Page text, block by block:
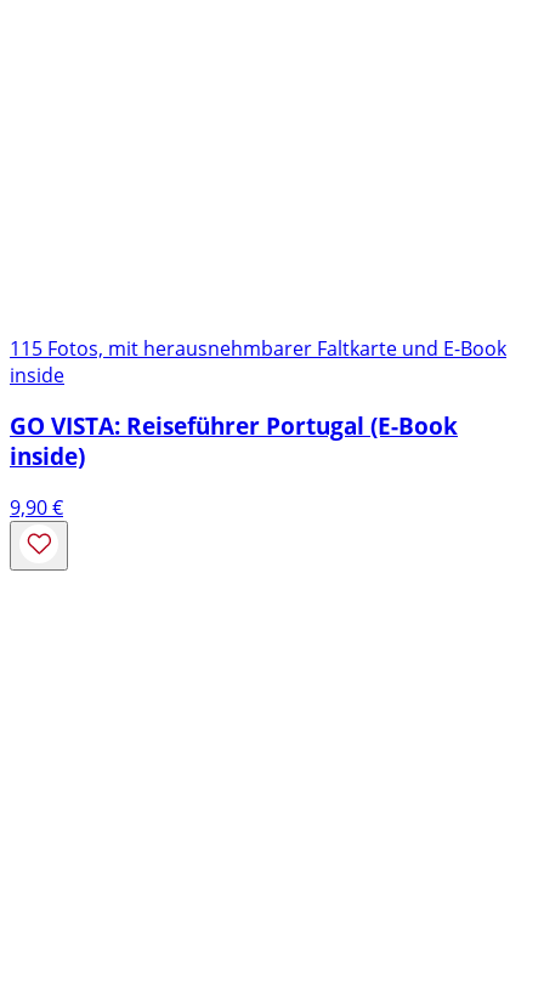
115 Fotos, mit herausnehmbarer Faltkarte und E-Book
inside
GO VISTA: Reiseführer Portugal (E-Book
inside)
9,90€